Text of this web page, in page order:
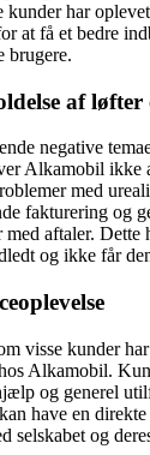
kunder har
at få et bedre
brugere.
af
negative
Alkamobil ikke
med
fakturering og
aftaler. Dette
og ikke får
visse kunder
Alkamobil.
og generel
have en
selskabet og